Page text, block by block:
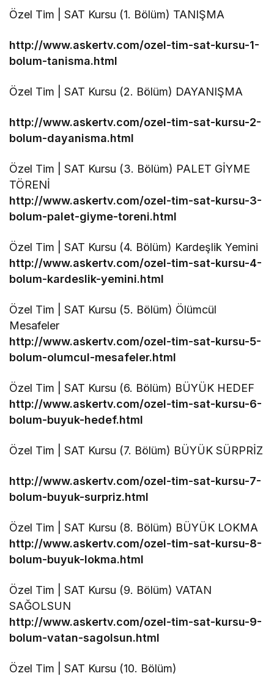
Özel Tim | SAT Kursu (1. Bölüm) TANIŞMA
http://www.askertv.com/ozel-tim-sat-kursu-1-
bolum-tanisma.html
Özel Tim | SAT Kursu (2. Bölüm) DAYANIŞMA
http://www.askertv.com/ozel-tim-sat-kursu-2-
bolum-dayanisma.html
Özel Tim | SAT Kursu (3. Bölüm) PALET GİYME
TÖRENİ
http://www.askertv.com/ozel-tim-sat-kursu-3-
bolum-palet-giyme-toreni.html
Özel Tim | SAT Kursu (4. Bölüm) Kardeşlik Yemini
http://www.askertv.com/ozel-tim-sat-kursu-4-
bolum-kardeslik-yemini.html
Özel Tim | SAT Kursu (5. Bölüm) Ölümcül
Mesafeler
http://www.askertv.com/ozel-tim-sat-kursu-5-
bolum-olumcul-mesafeler.html
Özel Tim | SAT Kursu (6. Bölüm) BÜYÜK HEDEF
http://www.askertv.com/ozel-tim-sat-kursu-6-
bolum-buyuk-hedef.html
Özel Tim | SAT Kursu (7. Bölüm) BÜYÜK SÜRPRİZ
http://www.askertv.com/ozel-tim-sat-kursu-7-
bolum-buyuk-surpriz.html
Özel Tim | SAT Kursu (8. Bölüm) BÜYÜK LOKMA
http://www.askertv.com/ozel-tim-sat-kursu-8-
bolum-buyuk-lokma.html
Özel Tim | SAT Kursu (9. Bölüm) VATAN
SAĞOLSUN
http://www.askertv.com/ozel-tim-sat-kursu-9-
bolum-vatan-sagolsun.html
Özel Tim | SAT Kursu (10. Bölüm)